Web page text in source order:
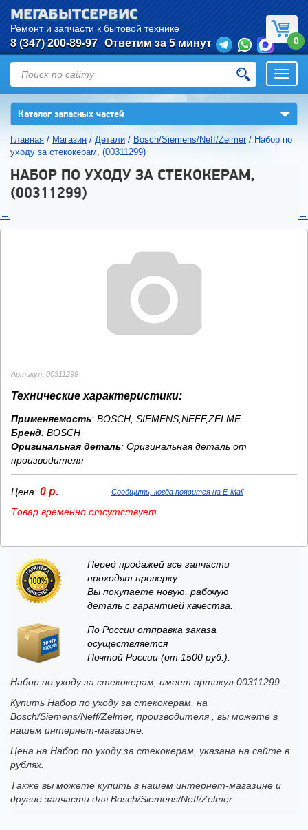
МЕГАБЫТСЕРВИС
Ремонт и запчасти к бытовой технике
8 (347) 200-89-97 Ответим за 5 минут 0
Каталог запасных частей ▼
Главная / Магазин / Детали / Bosch/Siemens/Neff/Zelmer/ Набор по
уходу за стекокерам, (00311299)
НАБОР ПО УХОДУ ЗА СТЕКОКЕРАМ,
(00311299)
← →
Артикул: 00311299
Технические характеристики:
Применяемость: BOSCH, SIEMENS,NEFF,ZELME
Бренд: BOSCH
Оригинальная деталь: Оригинальная деталь от
производителя
Цена: 0 р. Сообщить, когда появится на E-Mail
Товар временно отсутствует
Перед продажей все запчасти
проходят проверку.
Вы покупаете новую, рабочую
деталь с гарантией качества.
По России отправка заказа
осуществляется
Почтой России (от 1500 руб.).
Набор по уходу за стекокерам, имеет артикул 00311299.
Купить Набор по уходу за стекокерам, на
Bosch/Siemens/Neff/Zelmer, производителя , вы можете в
нашем интернет-магазине.
Цена на Набор по уходу за стекокерам, указана на сайте в
рублях.
Также вы можете купить в нашем интернет-магазине и
другие запчасти для Bosch/Siemens/Neff/Zelmer